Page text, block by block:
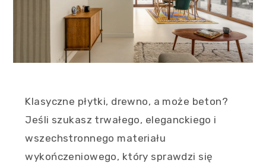
Klasyczne płytki, drewno, a może beton?
Jeśli szukasz trwałego, eleganckiego i
wszechstronnego materiału
wykończeniowego, który sprawdzi się